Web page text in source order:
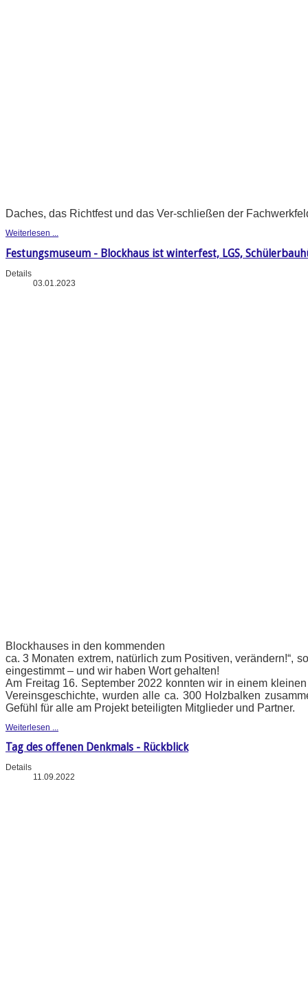
Daches, das Richtfest und das Ver-schließen der
Weiterlesen ...
Festungsmuseum - Blockhaus ist winterfest, LGS,
Details
03.01.2023
Blockhauses in den kommenden
ca. 3 Monaten extrem, natürlich zum Positiven, verändern!“,
eingestimmt – und wir haben Wort gehalten!
Am Freitag 16. September 2022 konnten wir in einem
Vereinsgeschichte, wurden alle ca. 300 Holzbalken
Gefühl für alle am Projekt beteiligten Mitglieder und Partner.
Weiterlesen ...
Tag des offenen Denkmals - Rückblick
Details
11.09.2022